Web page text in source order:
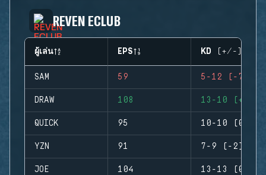
REVEN ECLUB
ผู้เล่น EPS KD (+/-)
SAM 59 5-12 (-7)
DRAW 108 13-10 (+3)
QUICK 95 10-10 (0)
YZN 91 7-9 (-2)
JOE 104 13-13 (0)